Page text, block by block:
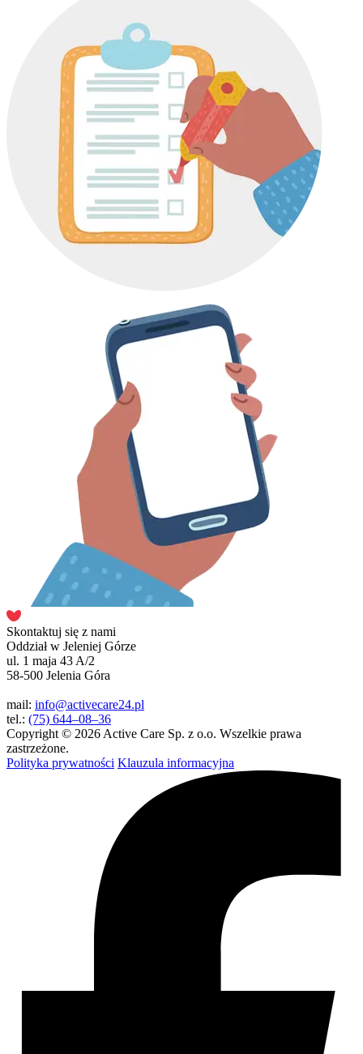
Skontaktuj się z nami
Oddział w Jeleniej Górze
ul. 1 maja 43 A/2
58-500 Jelenia Góra
mail: info@activecare24.pl
tel.: (75) 644–08–36
Copyright © 2026 Active Care Sp. z o.o. Wszelkie prawa
zastrzeżone.
Polityka prywatności Klauzula informacyjna